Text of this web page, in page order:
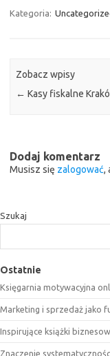
Kategoria:
Zobacz wpisy
← Kasy fiskalne
Dodaj komentarz
Musisz się zalogować,
Szukaj
Ostatnie
Księgarnia motywacyjna
Marketing i sprzedaż jako
Inspirujące książki
Znaczenie